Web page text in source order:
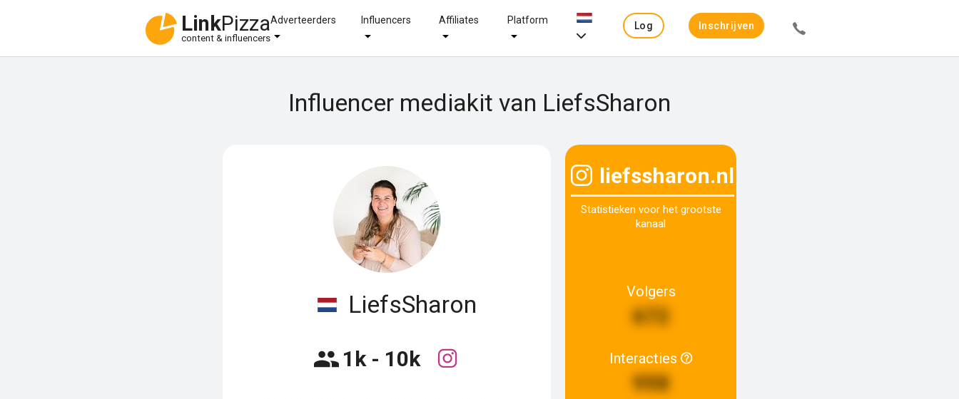
LinkPizza
content & influencers
Adverteerders Influencers Affiliates Platform
Log
Inschrijven
Influencer mediakit van LiefsSharon
LiefsSharon
1k - 10k
liefssharon.nl
Statistieken voor het grootste
kanaal
Volgers
672
Interacties
998